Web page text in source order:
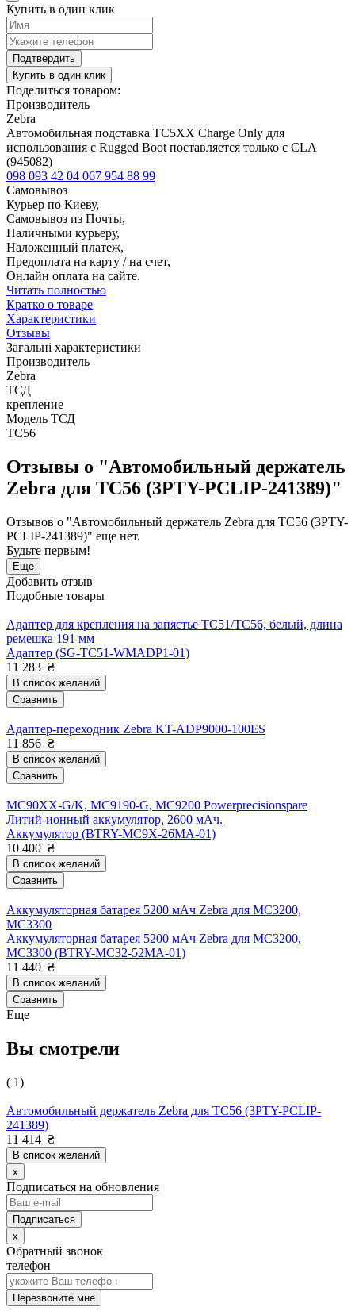
Купить в один клик
Подтвердить
Купить в один клик
Поделиться товаром:
Производитель
Zebra
Автомобильная подставка TC5XX Charge Only для
использования с Rugged Boot поставляется только с CLA
(945082)
098 093 42 04 067 954 88 99
Самовывоз
Курьер по Киеву,
Самовывоз из Почты,
Наличными курьеру,
Наложенный платеж,
Предоплата на карту / на счет,
Онлайн оплата на сайте.
Читать полностью
Кратко о товаре
Характеристики
Отзывы
Загальні характеристики
Производитель
Zebra
ТСД
крепление
Модель ТСД
TC56
Отзывы о "Автомобильный держатель
Zebra для TC56 (3PTY-PCLIP-241389)"
Отзывов о "Автомобильный держатель Zebra для TC56 (3PTY-
PCLIP-241389)" еще нет.
Будьте первым!
Еще
Добавить отзыв
Подобные товары
Адаптер для крепления на запястье TC51/TC56, белый, длина
ремешка 191 мм
Адаптер (SG-TC51-WMADP1-01)
11 283 ₴
В список желаний
Сравнить
Адаптер-переходник Zebra KT-ADP9000-100ES
11 856 ₴
В список желаний
Сравнить
MC90XX-G/K, MC9190-G, MC9200 Powerprecisionspare
Литий-ионный аккумулятор, 2600 мАч.
Аккумулятор (BTRY-MC9X-26MA-01)
10 400 ₴
В список желаний
Сравнить
Аккумуляторная батарея 5200 мАч Zebra для MC3200,
MC3300
Аккумуляторная батарея 5200 мАч Zebra для MC3200,
MC3300 (BTRY-MC32-52MA-01)
11 440 ₴
В список желаний
Сравнить
Еще
Вы смотрели
( 1)
Автомобильный держатель Zebra для TC56 (3PTY-PCLIP-
241389)
11 414 ₴
В список желаний
x
Подписаться на обновления
x
Обратный звонок
телефон
Перезвоните мне